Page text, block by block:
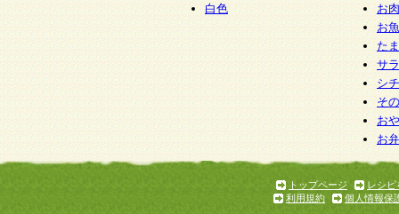
白色
お
お
た
サ
シ
そ
お
お
トップページ
レシピ
利用規約
個人情報保